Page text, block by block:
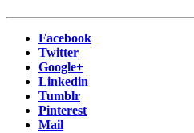
Facebook
Twitter
Google+
Linkedin
Tumblr
Pinterest
Mail